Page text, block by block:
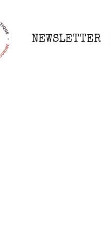
NEWSLETTER